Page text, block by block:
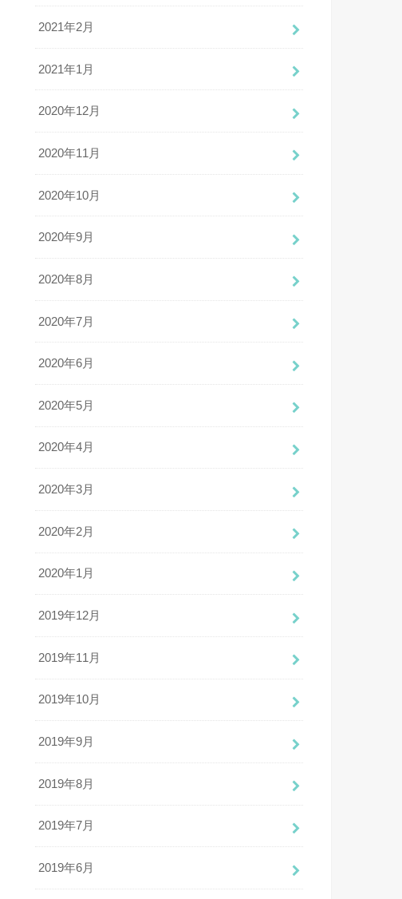
2021年2月
2021年1月
2020年12月
2020年11月
2020年10月
2020年9月
2020年8月
2020年7月
2020年6月
2020年5月
2020年4月
2020年3月
2020年2月
2020年1月
2019年12月
2019年11月
2019年10月
2019年9月
2019年8月
2019年7月
2019年6月